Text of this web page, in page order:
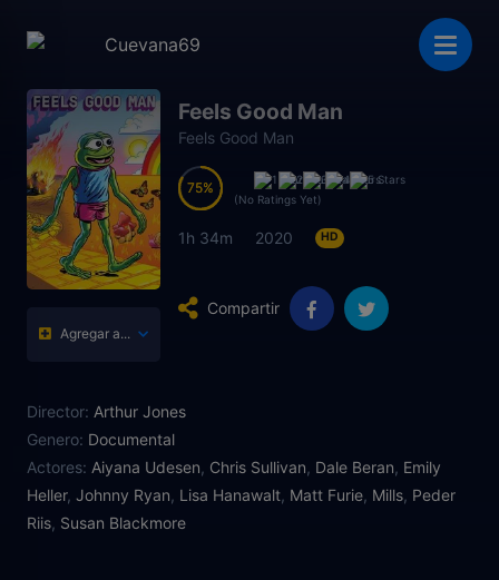
Agregar a...
Feels Good Man
Feels Good Man
75
75
(No Ratings Yet)
1h 34m 2020 HD
Compartir
Director: Arthur Jones
Genero: Documental
Actores: Aiyana Udesen Chris Sullivan Dale Beran Emily
Heller, Johnny Ryan Lisa Hanawalt Matt Furie Mills Peder
Riis Susan Blackmore